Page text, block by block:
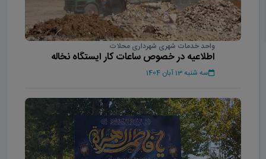
واحد خدمات شهری شهرداری محلات
اطلاعیه در خصوص ساعات کار ایستگاه نخاله
سه شنبه 13 آبان 1404